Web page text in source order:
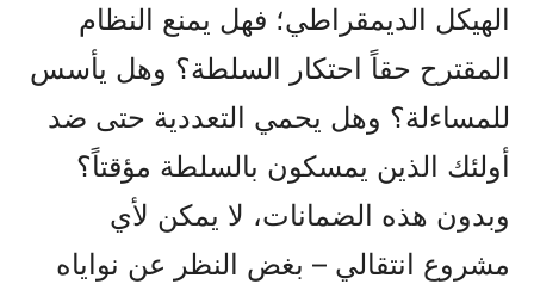
الهيكل الديمقراطي؛ فهل يمنع النظام
المقترح حقاً احتكار السلطة؟ وهل يأسس
للمساءلة؟ وهل يحمي التعددية حتى ضد
أولئك الذين يمسكون بالسلطة مؤقتاً؟
وبدون هذه الضمانات، لا يمكن لأي
مشروع انتقالي – بغض النظر عن نواياه